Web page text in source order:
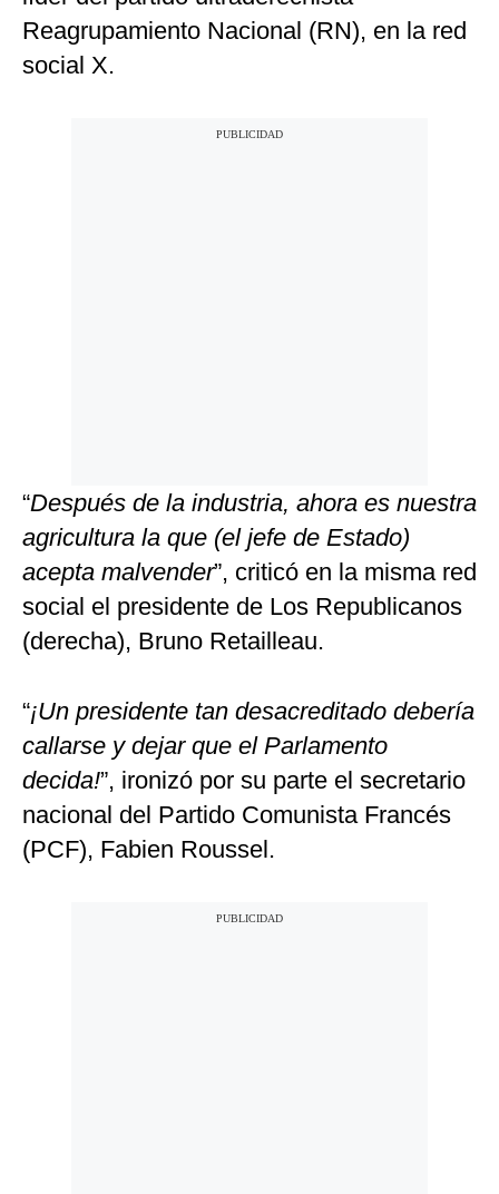
Reagrupamiento Nacional (RN), en la red
social X.
“Después de la industria, ahora es nuestra
agricultura la que (el jefe de Estado)
acepta malvender”, criticó en la misma red
social el presidente de Los Republicanos
(derecha), Bruno Retailleau.
“¡Un presidente tan desacreditado debería
callarse y dejar que el Parlamento
decida!”, ironizó por su parte el secretario
nacional del Partido Comunista Francés
(PCF), Fabien Roussel.